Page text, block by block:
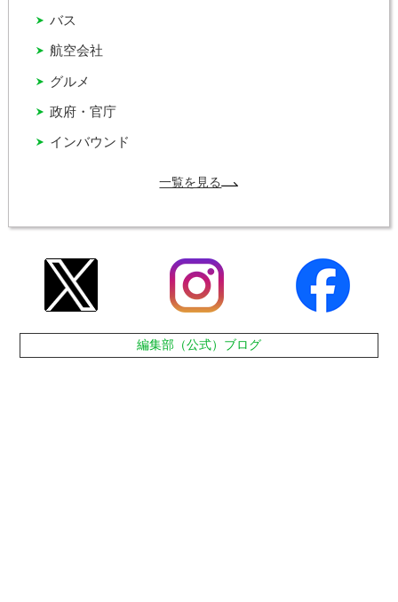
インバウンド
グルメ
バス
政府・官庁
航空会社
一覧を見る
編集部（公式）ブログ